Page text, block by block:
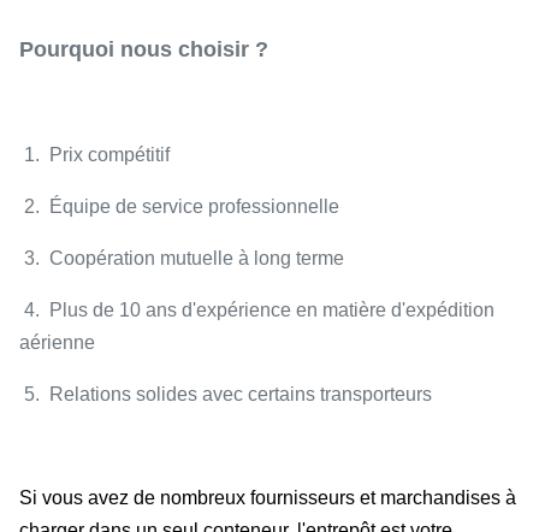
Pourquoi nous choisir ?
1. Prix compétitif
2. Équipe de service professionnelle
3. Coopération mutuelle à long terme
4. Plus de 10 ans d'expérience en matière d'expédition
aérienne
5. Relations solides avec certains transporteurs
Si vous avez de nombreux fournisseurs et marchandises à